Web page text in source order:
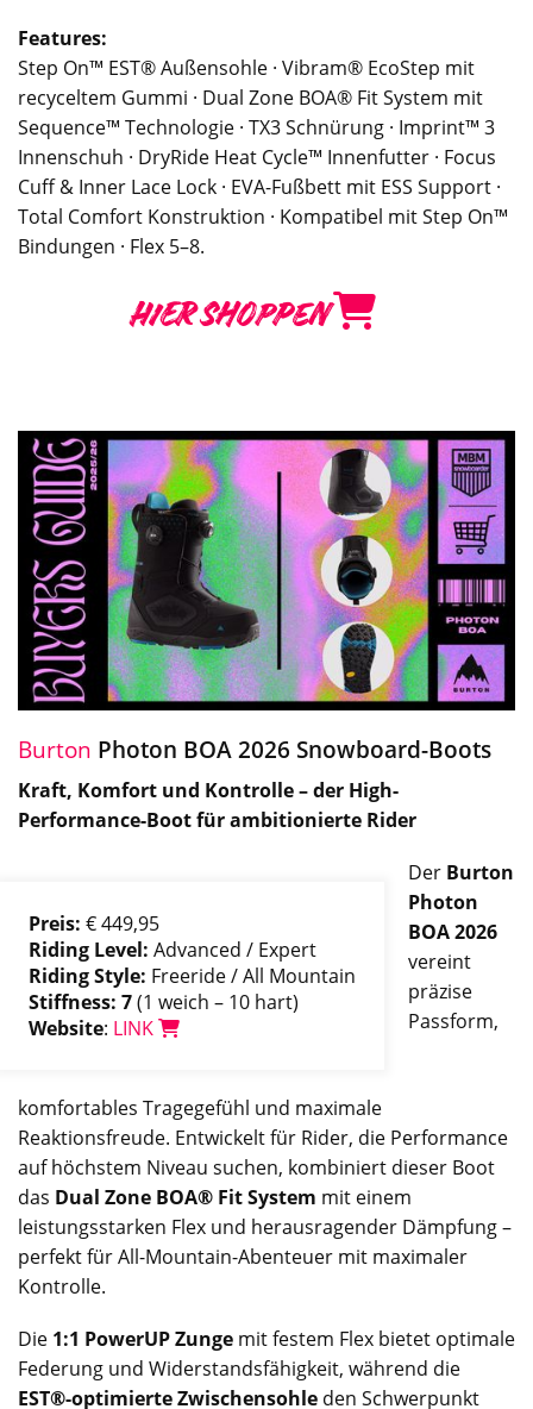
Features:
Step On™ EST® Außensohle · Vibram® EcoStep mit
recyceltem Gummi · Dual Zone BOA® Fit System mit
Sequence™ Technologie · TX3 Schnürung · Imprint™ 3
Innenschuh · DryRide Heat Cycle™ Innenfutter · Focus
Cuff & Inner Lace Lock · EVA-Fußbett mit ESS Support ·
Total Comfort Konstruktion · Kompatibel mit Step On™
Bindungen · Flex 5–8.
HIER SHOPPEN
Burton Photon BOA 2026 Snowboard-Boots
Kraft, Komfort und Kontrolle – der High-
Performance-Boot für ambitionierte Rider
Preis: € 449,95
Riding Level: Advanced / Expert
Riding Style: Freeride / All Mountain
Stiffness: 7(1 weich – 10 hart)
Website: LINK
Der Burton
Photon
BOA 2026
vereint
präzise
Passform,
komfortables Tragegefühl und maximale
Reaktionsfreude. Entwickelt für Rider, die Performance
auf höchstem Niveau suchen, kombiniert dieser Boot
das Dual Zone BOA® Fit System mit einem
leistungsstarken Flex und herausragender Dämpfung –
perfekt für All-Mountain-Abenteuer mit maximaler
Kontrolle.
Die 1:1 PowerUP Zunge mit festem Flex bietet optimale
Federung und Widerstandsfähigkeit, während die
EST®-optimierte Zwischensohle den Schwerpunkt